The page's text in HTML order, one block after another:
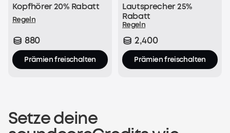
Kopfhörer 20% Rabatt
Regeln
880
Prämien freischalten
Lautsprecher 25%
Rabatt
Regeln
2,400
Prämien freischalten
Setze deine